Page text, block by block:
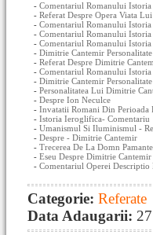
- Comentariul Romanului
- Referat Despre Opera Viata
- Comentariul Romanului
- Comentariul Romanului
- Comentariul Romanului
- Dimitrie Cantemir
- Referat Despre Dimitrie
- Comentariul Romanului
- Dimitrie Cantemir
- Personalitatea Lui Dimitrie
- Despre Ion Neculce
- Invatatii Romani Din Perioada
- Istoria Ieroglifica- Comentariu
- Umanismul Si Iluminismul -
- Despre - Dimitrie Cantemir
- Trecerea De La Domn
- Eseu Despre Dimitrie Cantemir
- Comentariul Operei
Categorie: Referate
Data Adaugarii: